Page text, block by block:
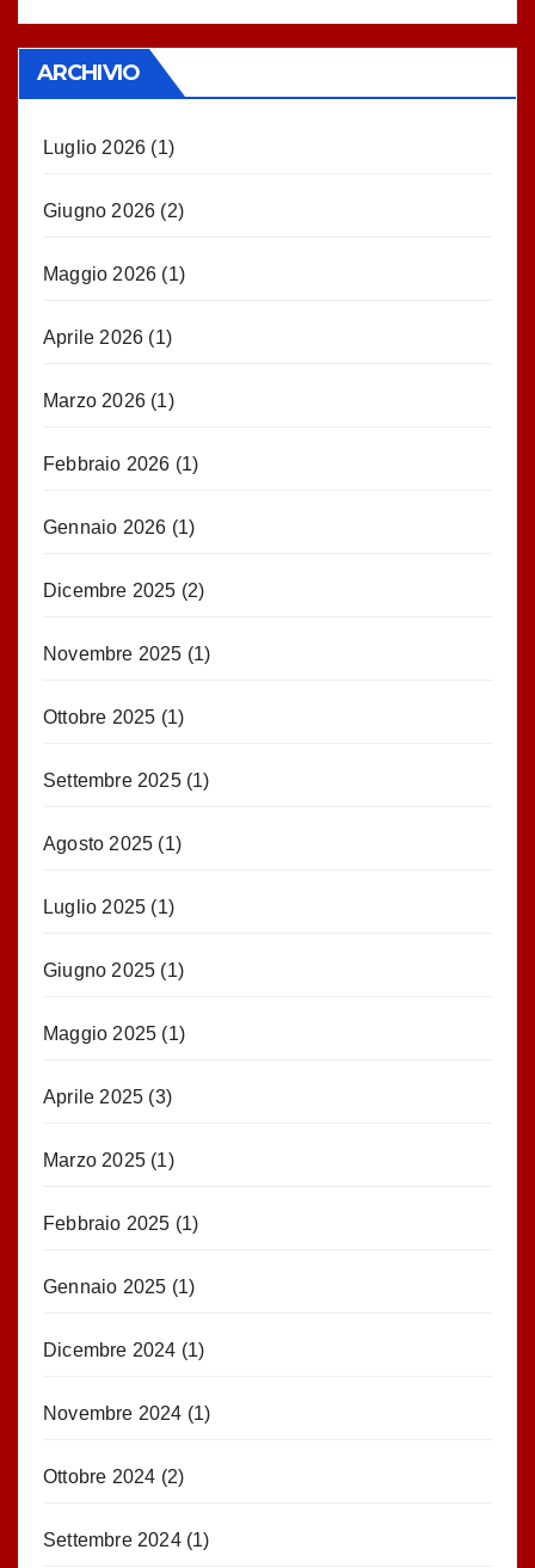
ARCHIVIO
Luglio 2026 (1)
Giugno 2026 (2)
Maggio 2026 (1)
Aprile 2026 (1)
Marzo 2026 (1)
Febbraio 2026 (1)
Gennaio 2026 (1)
Dicembre 2025 (2)
Novembre 2025 (1)
Ottobre 2025 (1)
Settembre 2025(1)
Agosto 2025 (1)
Luglio 2025 (1)
Giugno 2025 (1)
Maggio 2025 (1)
Aprile 2025 (3)
Marzo 2025 (1)
Febbraio 2025 (1)
Gennaio 2025 (1)
Dicembre 2024 (1)
Novembre 2024 (1)
Ottobre 2024 (2)
Settembre 2024(1)